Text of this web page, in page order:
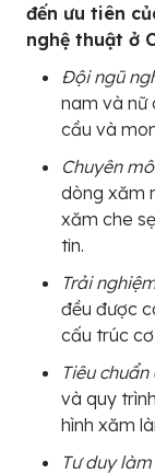
đến ưu tiên
nghệ thuật ở
Đội ngũ
nam và nữ
cầu và
Chuyên
dòng xăm
xăm che
tin.
Trải
đều được
cấu trúc
Tiêu
và quy
hình xăm
Tư duy